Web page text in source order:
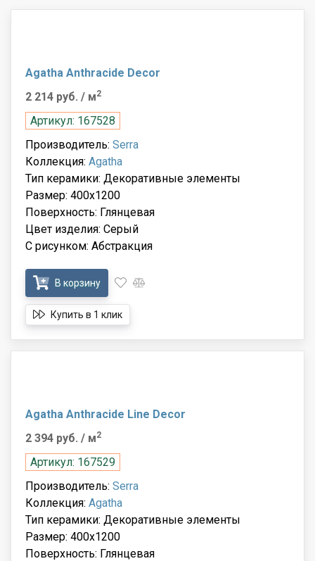
Agatha Anthracide Decor
2 214 руб. / м2
Артикул: 167528
Производитель: Serra
Коллекция: Agatha
Тип керамики: Декоративные элементы
Размер: 400x1200
Поверхность: Глянцевая
Цвет изделия: Серый
С рисунком: Абстракция
В корзину
Купить в 1 клик
Agatha Anthracide Line Decor
2 394 руб. / м2
Артикул: 167529
Производитель: Serra
Коллекция: Agatha
Тип керамики: Декоративные элементы
Размер: 400x1200
Поверхность: Глянцевая